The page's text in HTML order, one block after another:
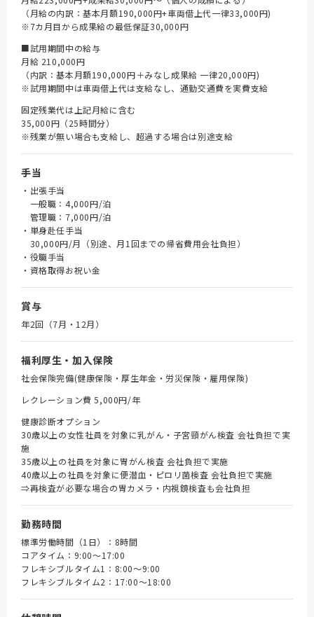
（月給の内訳：基本月額190,000円+車両借上代一律33,000円)
※7カ月目から成果給の最低保証30,000円
■試用期間中の給与
月給 210,000円
（内訳：基本月額190,000円＋みなし成果給 一律20,000円)
※試用期間中は車両借上代は支給なし、通勤交通費を実費支給
固定残業代は上記月給に含む
35,000円（25時間分）
※残業が無い場合も支給し、超過する場合は別途支給
手当
・出張手当
一般職：4,000円/泊
管理職：7,000円/泊
・単身赴任手当
30,000円/月（別途、月1回までの帰省費用会社負担）
・役職手当
・資格取得お祝い金
賞与
年2回（7月・12月）
福利厚生・加入保険
社会保険完備(健康保険・厚生年金・労災保険・雇用保険)
レクレーション費 5,000円/年
健康診断オプション
30歳以上の女性社員を対象に乳がん・子宮頸がん検査 会社負担で実
施
35歳以上の社員を対象に胃がん検査 会社負担で実施
40歳以上の社員を対象に便潜血・ピロリ菌検査 会社負担で実施
⇒再検査が必要な場合の胃カメラ・内視鏡検査も会社負担
勤務時間
標準労働時間（1日）：8時間
コアタイム：9:00～17:00
フレキシブルタイム1：8:00～9:00
フレキシブルタイム2：17:00～18:00